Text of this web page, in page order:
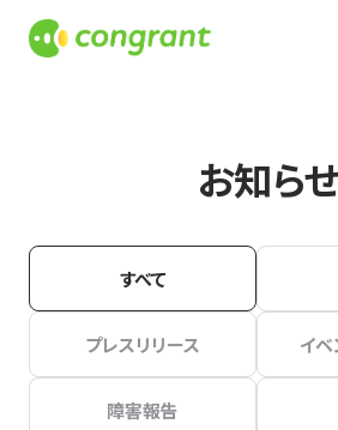
お知ら
すべて
プレスリリース イベ
障害報告